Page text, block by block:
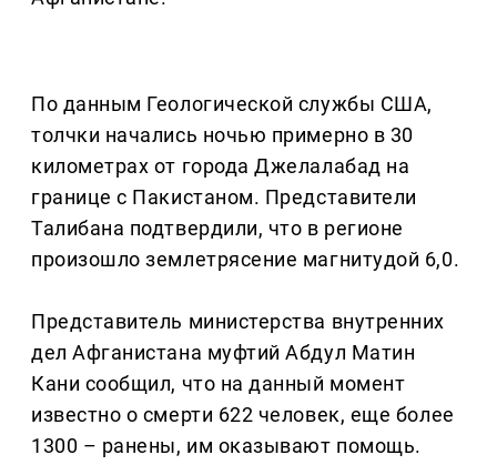
По данным Геологической службы США,
толчки начались ночью примерно в 30
километрах от города Джелалабад на
границе с Пакистаном. Представители
Талибана подтвердили, что в регионе
произошло землетрясение магнитудой 6,0.
Представитель министерства внутренних
дел Афганистана муфтий Абдул Матин
Кани сообщил, что на данный момент
известно о смерти 622 человек, еще более
1300 – ранены, им оказывают помощь.